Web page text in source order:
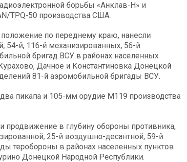
борьбы «Анклав-Н» и
TPQ-50 производства США.
по переднему краю, нанесли
й, 116-й механизированных, 56-й
бригад ВСУ в районах населенных
Дачное и Константиновка Донецкой
81-й аэромобильной бригады ВСУ.
пикапа и 105-мм орудие М119 производства
продвижение в глубину обороны противника,
25-й воздушно-десантной, 59-й
теробороны в районах населенных пунктов
Донецкой Народной Республики.